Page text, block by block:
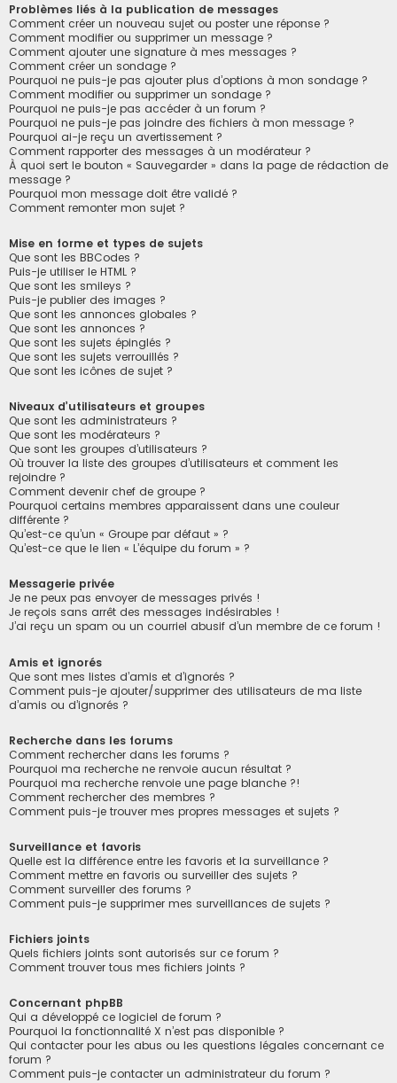
Problèmes liés à la publication de messages
Comment créer un nouveau sujet ou poster une réponse ?
Comment modifier ou supprimer un message ?
Comment ajouter une signature à mes messages ?
Comment créer un sondage ?
Pourquoi ne puis-je pas ajouter plus d’options à mon sondage ?
Comment modifier ou supprimer un sondage ?
Pourquoi ne puis-je pas accéder à un forum ?
Pourquoi ne puis-je pas joindre des fichiers à mon message ?
Pourquoi ai-je reçu un avertissement ?
Comment rapporter des messages à un modérateur ?
À quoi sert le bouton « Sauvegarder » dans la page de rédaction de
message ?
Pourquoi mon message doit être validé ?
Comment remonter mon sujet ?
Mise en forme et types de sujets
Que sont les BBCodes ?
Puis-je utiliser le HTML ?
Que sont les smileys ?
Puis-je publier des images ?
Que sont les annonces globales ?
Que sont les annonces ?
Que sont les sujets épinglés ?
Que sont les sujets verrouillés ?
Que sont les icônes de sujet ?
Niveaux d’utilisateurs et groupes
Que sont les administrateurs ?
Que sont les modérateurs ?
Que sont les groupes d’utilisateurs ?
Où trouver la liste des groupes d’utilisateurs et comment les
rejoindre ?
Comment devenir chef de groupe ?
Pourquoi certains membres apparaissent dans une couleur
différente ?
Qu’est-ce qu’un « Groupe par défaut » ?
Qu’est-ce que le lien « L’équipe du forum » ?
Messagerie privée
Je ne peux pas envoyer de messages privés !
Je reçois sans arrêt des messages indésirables !
J’ai reçu un spam ou un courriel abusif d’un membre de ce forum !
Amis et ignorés
Que sont mes listes d’amis et d’ignorés ?
Comment puis-je ajouter/supprimer des utilisateurs de ma liste
d’amis ou d’ignorés ?
Recherche dans les forums
Comment rechercher dans les forums ?
Pourquoi ma recherche ne renvoie aucun résultat ?
Pourquoi ma recherche renvoie une page blanche ?!
Comment rechercher des membres ?
Comment puis-je trouver mes propres messages et sujets ?
Surveillance et favoris
Quelle est la différence entre les favoris et la surveillance ?
Comment mettre en favoris ou surveiller des sujets ?
Comment surveiller des forums ?
Comment puis-je supprimer mes surveillances de sujets ?
Fichiers joints
Quels fichiers joints sont autorisés sur ce forum ?
Comment trouver tous mes fichiers joints ?
Concernant phpBB
Qui a développé ce logiciel de forum ?
Pourquoi la fonctionnalité X n’est pas disponible ?
Qui contacter pour les abus ou les questions légales concernant ce
forum ?
Comment puis-je contacter un administrateur du forum ?